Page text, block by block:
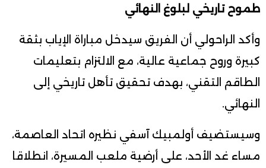
طموح تاريخي لبلوغ النهائي
وأكد الراحولي أن الفريق سيدخل مباراة الإياب بثقة
كبيرة وروح جماعية عالية، مع الالتزام بتعليمات
الطاقم التقني، بهدف تحقيق تأهل تاريخي إلى
النهائي.
وسيستضيف أولمبيك آسفي نظيره اتحاد العاصمة،
مساء غد الأحد، على أرضية ملعب المسيرة، انطلاقا